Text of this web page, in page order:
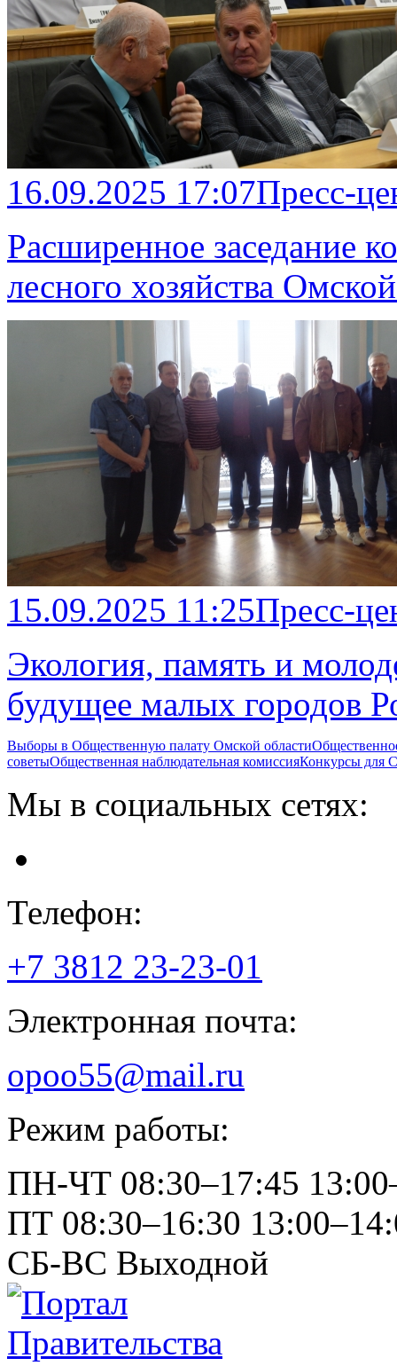
16.09.2025 17:07Пресс-
Расширенное заседание
лесного хозяйства
15.09.2025 11:25Пресс-
Экология, память и
будущее малых городов
Выборы в Общественную палату Омской области
советыОбщественная наблюдательная комиссияКонкурсы
Мы в социальных сетях:
Телефон:
+7 3812 23-23-01
Электронная почта:
opoo55@mail.ru
Режим работы:
ПН-ЧТ 08:30–17:45
ПТ 08:30–16:30
СБ-ВС Выходной